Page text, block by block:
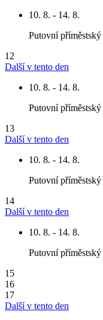
10. 8. - 14. 8.
Putovní
12
Další v tento den
10. 8. - 14. 8.
Putovní
13
Další v tento den
10. 8. - 14. 8.
Putovní
14
Další v tento den
10. 8. - 14. 8.
Putovní
15
16
17
Další v tento den